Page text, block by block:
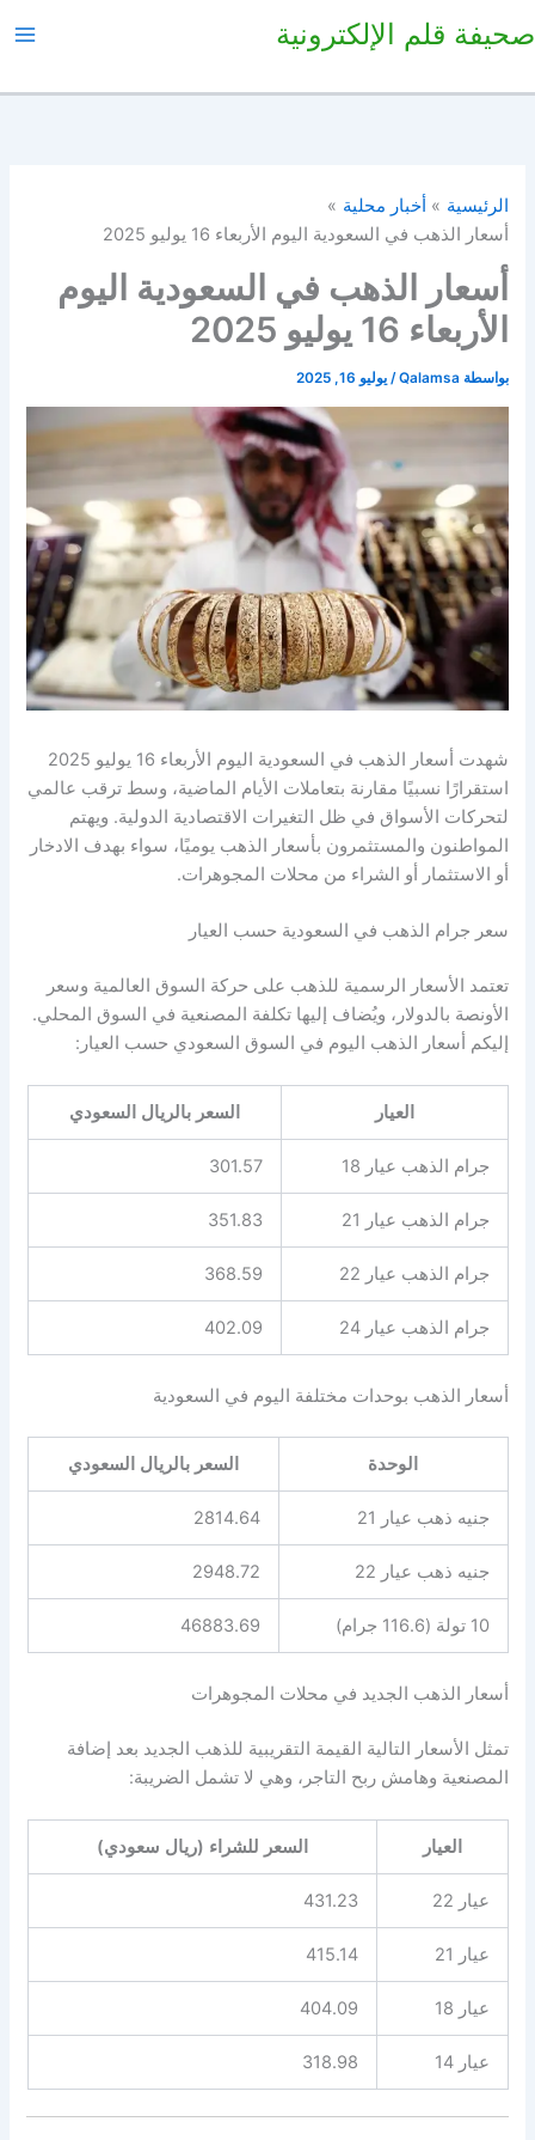
إلى
صحيفة قلم الإلكترونية
الرئيسية
أخبار محلية
أسعار الذهب في السعودية اليوم الأربعاء 16 يوليو 2025
أسعار الذهب في السعودية اليوم
الأربعاء 16 يوليو 2025
بواسطة Qalamsa
/يوليو 16, 2025
شهدت أسعار الذهب في السعودية اليوم الأربعاء 16 يوليو 2025
استقرارًا نسبيًا مقارنة بتعاملات الأيام الماضية، وسط ترقب عالمي
لتحركات الأسواق في ظل التغيرات الاقتصادية الدولية. ويهتم
المواطنون والمستثمرون بأسعار الذهب يوميًا، سواء بهدف الادخار
أو الاستثمار أو الشراء من محلات المجوهرات.
سعر جرام الذهب في السعودية حسب العيار
تعتمد الأسعار الرسمية للذهب على حركة السوق العالمية وسعر
الأونصة بالدولار، ويُضاف إليها تكلفة المصنعية في السوق المحلي.
إليكم أسعار الذهب اليوم في السوق السعودي حسب العيار:
العيار السعر بالريال السعودي
جرام الذهب عيار 18 301.57
جرام الذهب عيار 21 351.83
جرام الذهب عيار 22 368.59
جرام الذهب عيار 24 402.09
أسعار الذهب بوحدات مختلفة اليوم في السعودية
الوحدة السعر بالريال السعودي
جنيه ذهب عيار 21 2814.64
جنيه ذهب عيار 22 2948.72
10 تولة (116.6 جرام) 46883.69
أسعار الذهب الجديد في محلات المجوهرات
تمثل الأسعار التالية القيمة التقريبية للذهب الجديد بعد إضافة
المصنعية وهامش ربح التاجر، وهي لا تشمل الضريبة:
العيار السعر للشراء (ريال سعودي)
عيار 22 431.23
عيار 21 415.14
عيار 18 404.09
عيار 14 318.98